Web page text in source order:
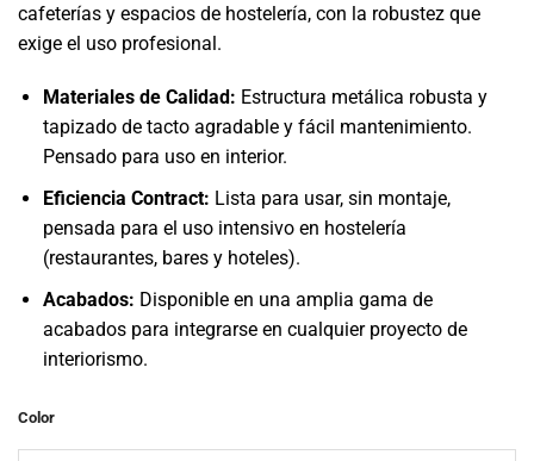
cafeterías y espacios de hostelería, con la robustez que
exige el uso profesional.
Materiales de Calidad: Estructura metálica robusta y
tapizado de tacto agradable y fácil mantenimiento.
Pensado para uso en interior.
Eficiencia Contract: Lista para usar, sin montaje,
pensada para el uso intensivo en hostelería
(restaurantes, bares y hoteles).
Acabados: Disponible en una amplia gama de
acabados para integrarse en cualquier proyecto de
interiorismo.
Color